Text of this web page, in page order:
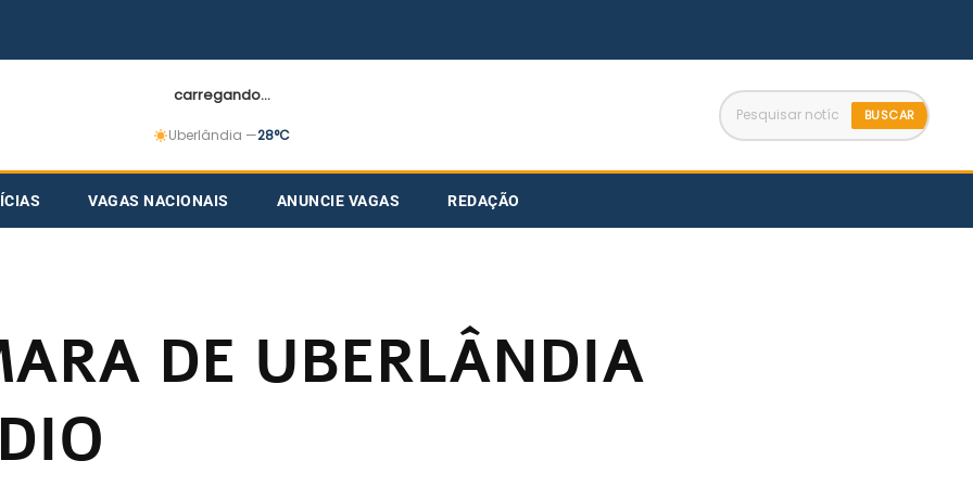
carregando...
Uberlândia —28°C
BUSCAR
VAGAS NACIONAIS ANUNCIE VAGAS REDAÇÃO
DE UBERLÂNDIA